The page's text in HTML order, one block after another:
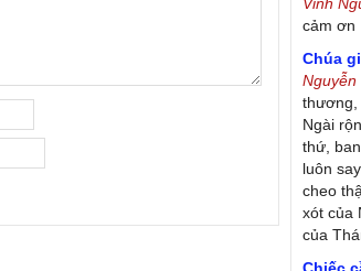
cảm ơn
Chúa
Nguyễn
thương,
Ngài
thứ,
luôn
cheo
xót của
của